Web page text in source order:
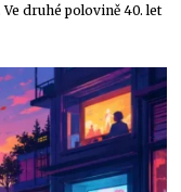
druhé polovině 40. let